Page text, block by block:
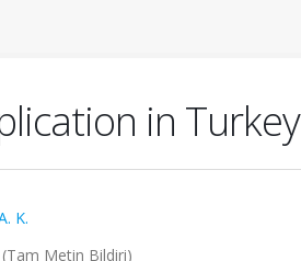
in Turkey
K.
Metin Bildiri)